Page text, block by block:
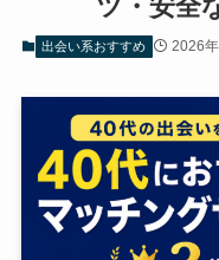
ツ・安全
出会い系おすすめ 2026